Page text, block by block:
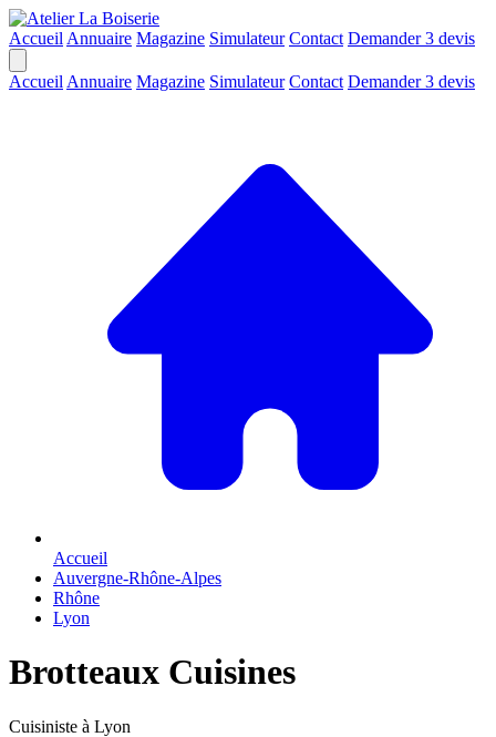
Accueil Annuaire Magazine Simulateur Contact Demander 3 devis
Accueil Annuaire Magazine Simulateur Contact Demander 3 devis
Accueil
Auvergne-Rhône-Alpes
Rhône
Lyon
Brotteaux Cuisines
Cuisiniste à Lyon